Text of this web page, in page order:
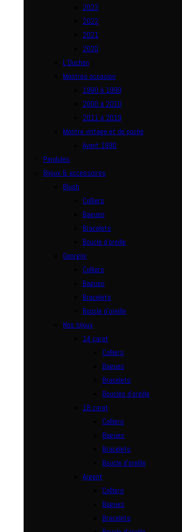
2023
2022
2021
2020
L’Duchen
Montres occasion
1990 à 1999
2000 à 2010
2011 à 2019
Montre vintage et de poche
Avant 1990
Pendules
Bijoux & accessoires
Blush
Colliers
Bagues
Bracelets
Boucle d’oreille
Georgini
Colliers
Bagues
Bracelets
Boucle d’oreille
Nos bijoux
14 carat
Colliers
Bagues
Bracelets
Boucles d’oreille
18 carat
Colliers
Bagues
Bracelets
Boucle d’oreille
Argent
Colliers
Bagues
Bracelets